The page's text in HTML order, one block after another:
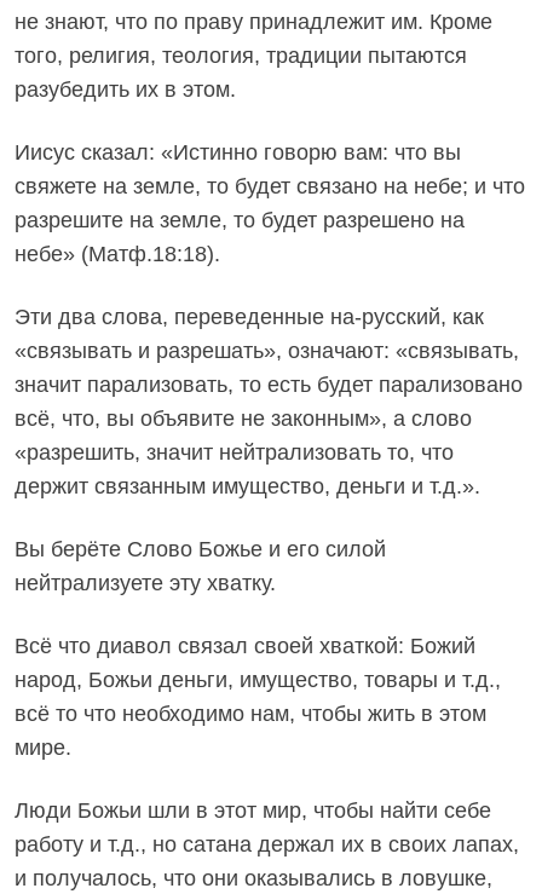
не знают, что по праву принадлежит им. Кроме
того, религия, теология, традиции пытаются
разубедить их в этом.
Иисус сказал: «Истинно говорю вам: что вы
свяжете на земле, то будет связано на небе; и что
разрешите на земле, то будет разрешено на
небе» (Матф.18:18).
Эти два слова, переведенные на-русский, как
«связывать и разрешать», означают: «связывать,
значит парализовать, то есть будет парализовано
всё, что, вы объявите не законным», а слово
«разрешить, значит нейтрализовать то, что
держит связанным имущество, деньги и т.д.».
Вы берёте Слово Божье и его силой
нейтрализуете эту хватку.
Всё что диавол связал своей хваткой: Божий
народ, Божьи деньги, имущество, товары и т.д.,
всё то что необходимо нам, чтобы жить в этом
мире.
Люди Божьи шли в этот мир, чтобы найти себе
работу и т.д., но сатана держал их в своих лапах,
и получалось, что они оказывались в ловушке,